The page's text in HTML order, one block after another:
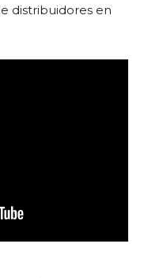
distribuidores en